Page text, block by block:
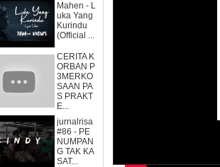
Mahen - L
uka Yang
Kurindu
(Official ...
CERITA K
ORBAN P
3MERKO
SAAN PA
S PRAKT
E...
jurnalrisa
#86 - PE
NUMPAN
G TAK KA
SAT...